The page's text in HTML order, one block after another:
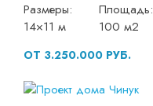
Размеры:
14×11 м
Площадь:
100 м2
ОТ 3.250.000 РУБ.